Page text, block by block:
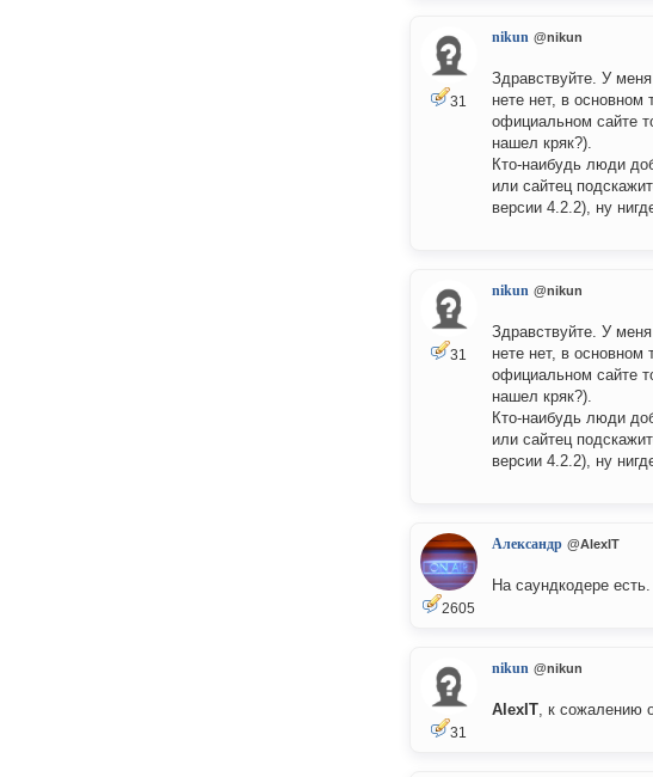
31
nikun @nikun
Здравствуйте. У
нете нет, в
официальном сайте
нашел кряк?).
Кто-наибудь люди
или сайтец
версии 4.2.2), ну
31
nikun @nikun
Здравствуйте. У
нете нет, в
официальном сайте
нашел кряк?).
Кто-наибудь люди
или сайтец
версии 4.2.2), ну
2605
Александр @AlexIT
На саундкодере есть.
31
nikun @nikun
AlexIT, к сожалению